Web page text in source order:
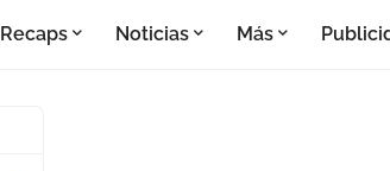
Recaps Noticias Más